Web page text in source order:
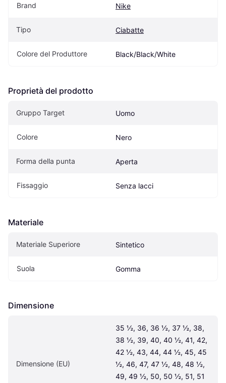
Brand Nike
Tipo Ciabatte
Colore del Produttore Black/Black/White
Proprietà del prodotto
Gruppo Target Uomo
Colore Nero
Forma della punta Aperta
Fissaggio Senza lacci
Materiale
Materiale Superiore Sintetico
Suola Gomma
Dimensione
Dimensione (EU)
35 ½, 36, 36 ½, 37 ½, 38,
38 ½, 39, 40, 40 ½, 41, 42,
42 ½, 43, 44, 44 ½, 45, 45
½, 46, 47, 47 ½, 48, 48 ½,
49, 49 ½, 50, 50 ½, 51, 51